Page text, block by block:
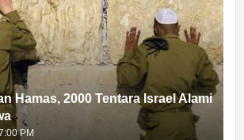
Hamas, 2000 Tentara Israel Alami
PM